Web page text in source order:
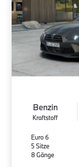
Benzin
Kraftstoff
Euro 6
5 Sitze
8 Gänge